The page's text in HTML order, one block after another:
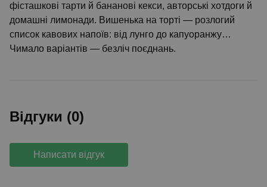
фісташкові тарти й бананові кекси, авторські хотдоги й
домашні лимонади. Вишенька на торті — розлогий
список кавових напоїв: від лунго до капуоранжу…
Чимало варіантів — безліч поєднань.
Відгуки (0)
Написати відгук